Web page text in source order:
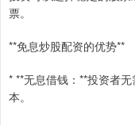
票。
**免息炒股配资的优势**
* **无息借钱：**投资者
本。